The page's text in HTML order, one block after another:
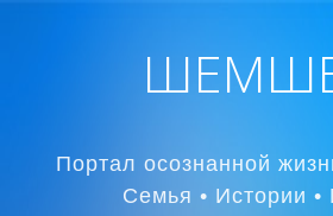
Портал осознанной
Семья • Истории •